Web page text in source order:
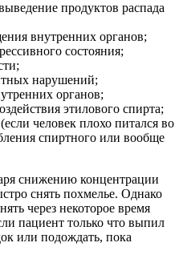
продуктов распада
внутренних органов;
состояния;
нарушений;
органов;
этилового спирта;
человек плохо питался во
спиртного или вообще
снижению концентрации
снять похмелье. Однако
через некоторое время
пациент только что выпил
или подождать, пока